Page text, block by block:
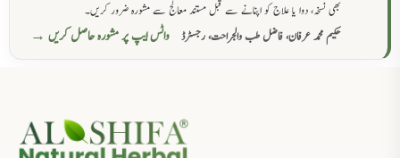
بھی نسخہ، دوا یا علاج کو اپنانے سے قبل مستند معالج سے مشورہ ضرور کریں۔
حکیم محمد عرفان، فاضل طب والجراحت، رجسٹرڈ
واٹس ایپ پر مشورہ حاصل کریں →